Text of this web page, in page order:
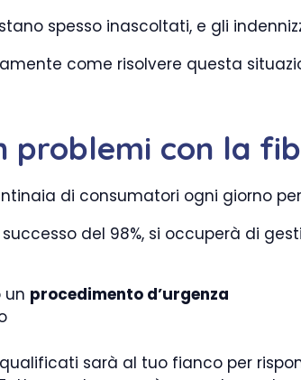
spesso inascoltati, e gli
come risolvere questa
problemi con la
di consumatori ogni giorno
del 98%, si occuperà di
un procedimento d’urgenza
sarà al tuo fianco per